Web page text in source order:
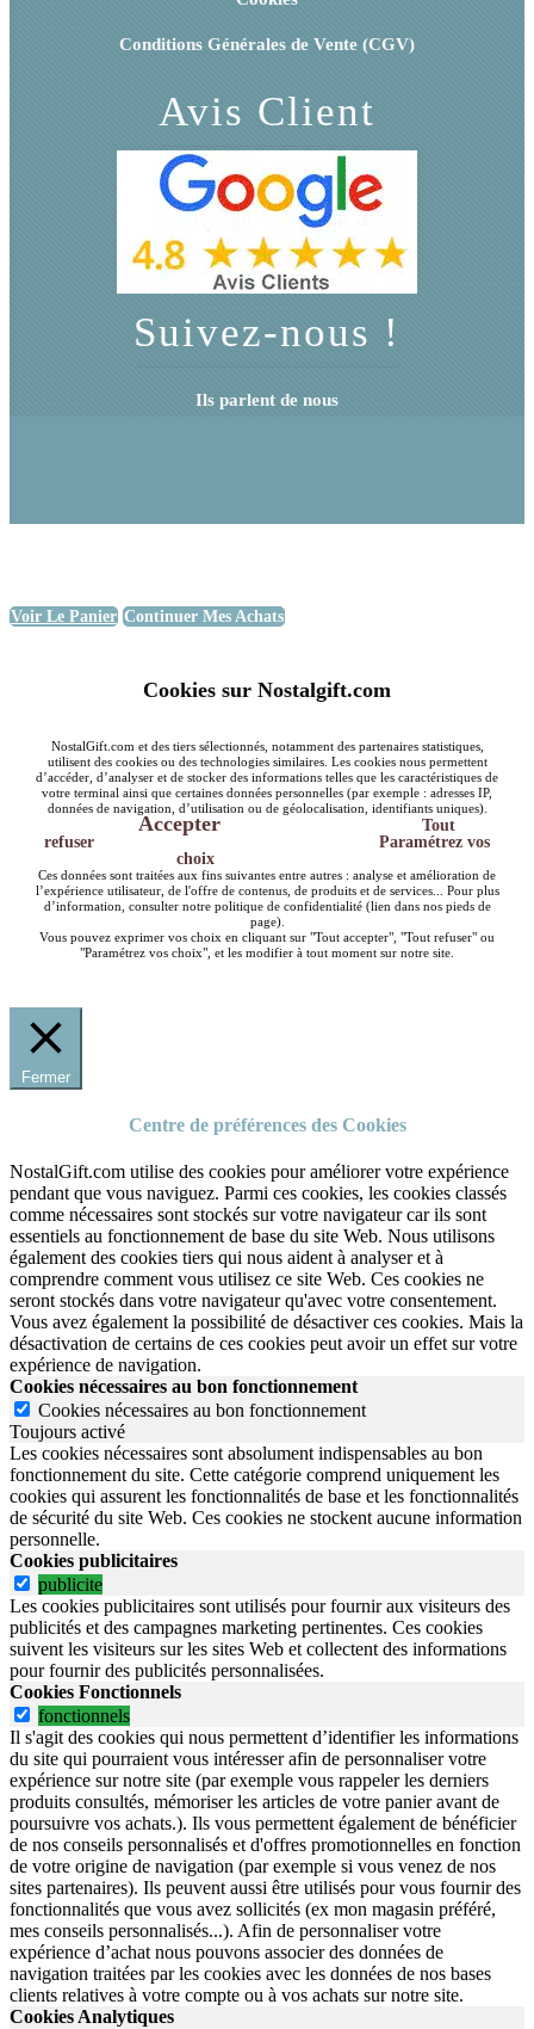
Conditions Générales de Vente (CGV)
Avis Client
Suivez-nous !
Ils parlent de nous
Voir Le Panier Continuer Mes Achats
Cookies sur Nostalgift.com
NostalGift.com et des tiers sélectionnés, notamment des partenaires statistiques,
utilisent des cookies ou des technologies similaires. Les cookies nous permettent
d’accéder, d’analyser et de stocker des informations telles que les caractéristiques de
votre terminal ainsi que certaines données personnelles (par exemple : adresses IP,
données de navigation, d’utilisation ou de géolocalisation, identifiants uniques).
Accepter
Tout
refuser
Paramétrez vos
choix
Ces données sont traitées aux fins suivantes entre autres : analyse et amélioration de
l’expérience utilisateur, de l'offre de contenus, de produits et de services... Pour plus
d’information, consulter notre politique de confidentialité (lien dans nos pieds de
page).
Vous pouvez exprimer vos choix en cliquant sur "Tout accepter", "Tout refuser" ou
"Paramétrez vos choix", et les modifier à tout moment sur notre site.
Fermer
Centre de préférences des Cookies
NostalGift.com utilise des cookies pour améliorer votre expérience
pendant que vous naviguez. Parmi ces cookies, les cookies classés
comme nécessaires sont stockés sur votre navigateur car ils sont
essentiels au fonctionnement de base du site Web. Nous utilisons
également des cookies tiers qui nous aident à analyser et à
comprendre comment vous utilisez ce site Web. Ces cookies ne
seront stockés dans votre navigateur qu'avec votre consentement.
Vous avez également la possibilité de désactiver ces cookies. Mais la
désactivation de certains de ces cookies peut avoir un effet sur votre
expérience de navigation.
Cookies nécessaires au bon fonctionnement
Cookies nécessaires au bon fonctionnement
Toujours activé
Les cookies nécessaires sont absolument indispensables au bon
fonctionnement du site. Cette catégorie comprend uniquement les
cookies qui assurent les fonctionnalités de base et les fonctionnalités
de sécurité du site Web. Ces cookies ne stockent aucune information
personnelle.
Cookies publicitaires
publicite
Les cookies publicitaires sont utilisés pour fournir aux visiteurs des
publicités et des campagnes marketing pertinentes. Ces cookies
suivent les visiteurs sur les sites Web et collectent des informations
pour fournir des publicités personnalisées.
Cookies Fonctionnels
fonctionnels
Il s'agit des cookies qui nous permettent d’identifier les informations
du site qui pourraient vous intéresser afin de personnaliser votre
expérience sur notre site (par exemple vous rappeler les derniers
produits consultés, mémoriser les articles de votre panier avant de
poursuivre vos achats.). Ils vous permettent également de bénéficier
de nos conseils personnalisés et d'offres promotionnelles en fonction
de votre origine de navigation (par exemple si vous venez de nos
sites partenaires). Ils peuvent aussi être utilisés pour vous fournir des
fonctionnalités que vous avez sollicités (ex mon magasin préféré,
mes conseils personnalisés...). Afin de personnaliser votre
expérience d’achat nous pouvons associer des données de
navigation traitées par les cookies avec les données de nos bases
clients relatives à votre compte ou à vos achats sur notre site.
Cookies Analytiques